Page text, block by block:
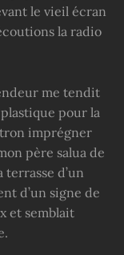
le vieil écran
la radio
me tendit
pour la
imprégner
père salua de
d’un
d’un signe de
et semblait